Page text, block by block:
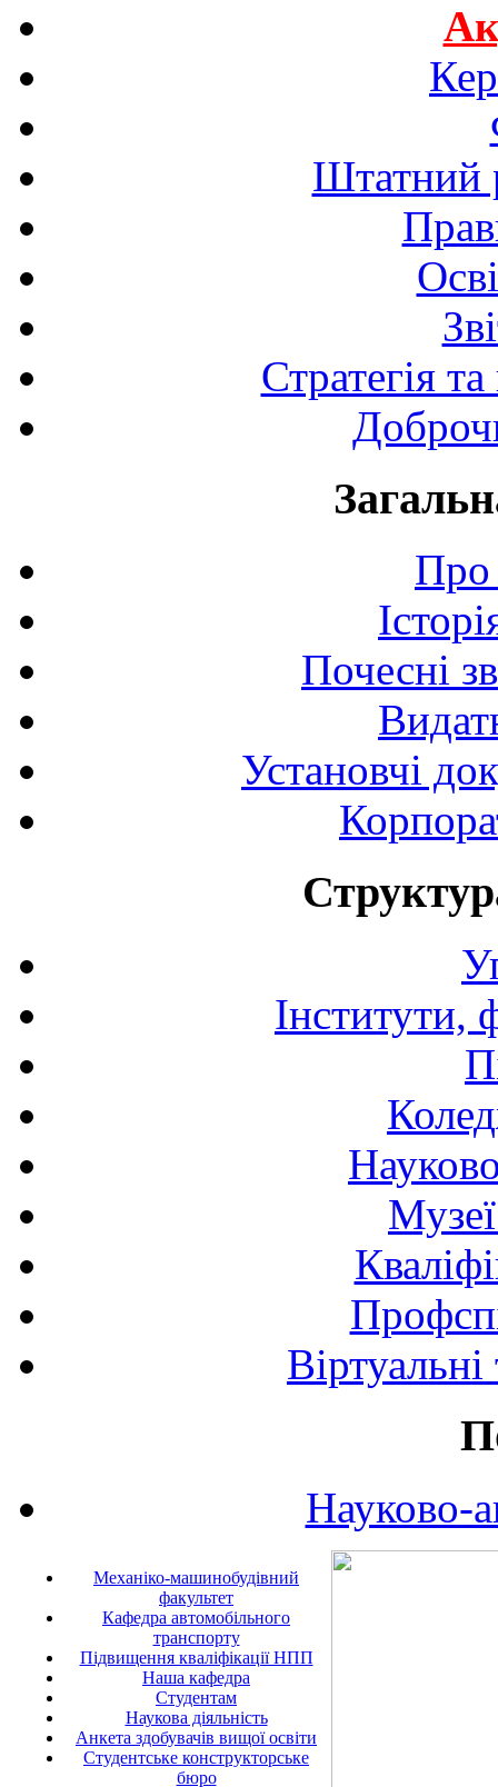
Штатний
Стратегія
Про
Почесні
Установчі
Інститути,
Науково-
Механіко-машинобудівний
факультет
Кафедра автомобільного
транспорту
Підвищення кваліфікації НПП
Наша кафедра
Студентам
Наукова діяльність
Анкета здобувачів вищої освіти
Студентське конструкторське
бюро